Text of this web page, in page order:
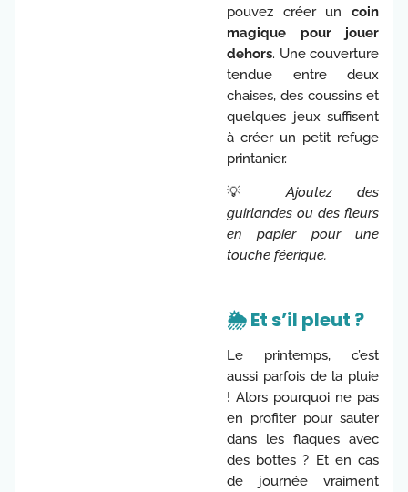
pouvez créer un coin
magique pour jouer
dehors. Une couverture
tendue entre deux
chaises, des coussins et
quelques jeux suffisent
à créer un petit refuge
printanier.
💡Ajoutez des
guirlandes ou des fleurs
en papier pour une
touche féerique.
🌦️ Et s’il pleut ?
Le printemps, c’est
aussi parfois de la pluie
! Alors pourquoi ne pas
en profiter pour sauter
dans les flaques avec
des bottes ? Et en cas
de journée vraiment